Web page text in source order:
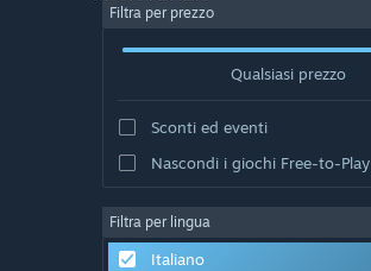
Filtra per prezzo
Qualsiasi prezzo
Sconti ed eventi
Nascondi i giochi Free-to-Play
Filtra per lingua
Italiano